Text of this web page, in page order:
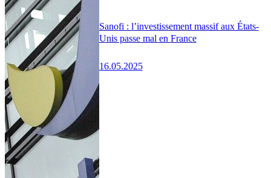
Sanofi : l’investissement massif aux États-
Unis passe mal en France
16.05.2025